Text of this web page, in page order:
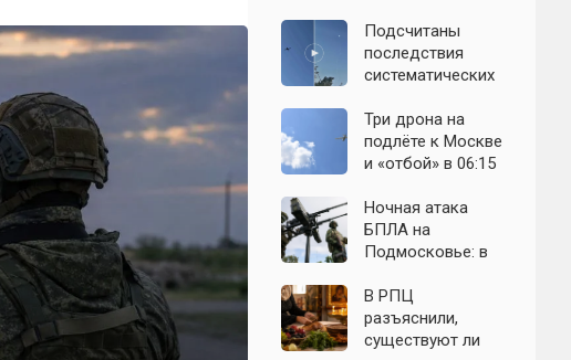
мобилизации
осенью 2026
года. Указ № 419,
канал и осенние
выборы: откуда
растут слухи о
Подсчитаны
последствия
систематических
Ленинградскую
область: что
известно к 7
Три дрона на
подлёте к Москве
и «отбой» в 06:15
ночном налёте на
Подмосковье
Ночная атака
БПЛА на
Подмосковье: в
округе сбиты
воздушные цели
В РПЦ
разъяснили,
существуют ли